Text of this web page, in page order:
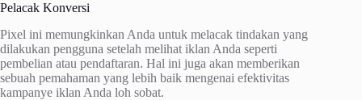
Pelacak Konversi
Pixel ini memungkinkan Anda untuk melacak tindakan yang
dilakukan pengguna setelah melihat iklan Anda seperti
pembelian atau pendaftaran. Hal ini juga akan memberikan
sebuah pemahaman yang lebih baik mengenai efektivitas
kampanye iklan Anda loh sobat.